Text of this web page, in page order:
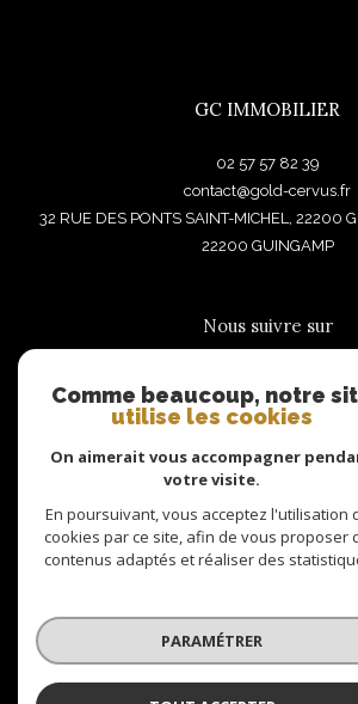
GC IMMOBILIER
02 57 57 82 39
contact@gold-cervus.fr
32 RUE DES PONTS SAINT-MICHEL, 22200
22200
GUINGAMP
Nous suivre sur
© 2026 | Tous droits réservés | Traduction
|
Comme beaucoup, notre
utilise les cookies
On aimerait vous accompagner
votre visite.
En poursuivant, vous acceptez l'utilisation
cookies par ce site, afin de vous proposer
contenus adaptés et réaliser des
PARAMÉTRER